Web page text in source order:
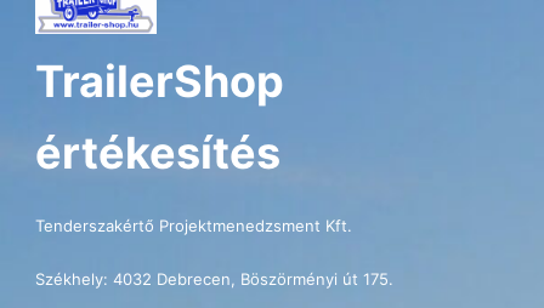
TrailerShop
értékesítés
Tenderszakértő Projektmenedzsment Kft.
Székhely: 4032 Debrecen, Böszörményi út 175.